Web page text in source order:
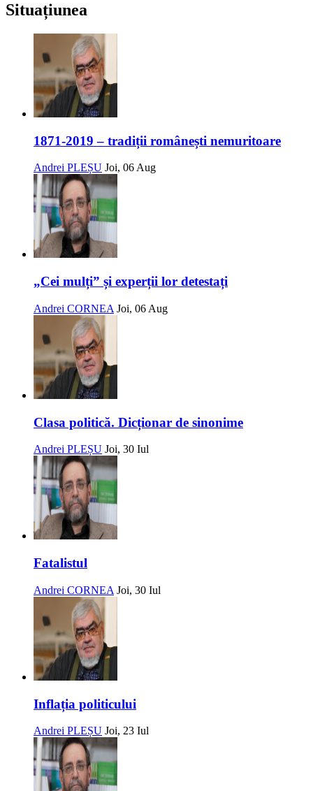
Situațiunea
1871-2019 – tradiții românești nemuritoare
Andrei PLEȘU Joi, 06 Aug
„Cei mulți” și experții lor detestați
Andrei CORNEA Joi, 06 Aug
Clasa politică. Dicționar de sinonime
Andrei PLEȘU Joi, 30 Iul
Fatalistul
Andrei CORNEA Joi, 30 Iul
Inflația politicului
Andrei PLEȘU Joi, 23 Iul